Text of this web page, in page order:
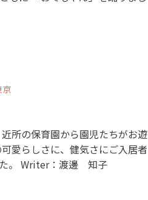
京
所の保育園から園児たちがお遊
愛らしさに、健気さにご入居者
た。 Writer：渡邊 知子